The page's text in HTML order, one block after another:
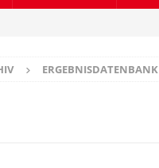
ERGEBNISDATENBANK